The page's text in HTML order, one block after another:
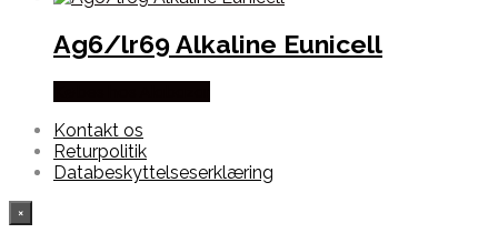
Ag6/lr69 Alkaline Eunicell
Kontakt os
Returpolitik
Databeskyttelseserklæring
×